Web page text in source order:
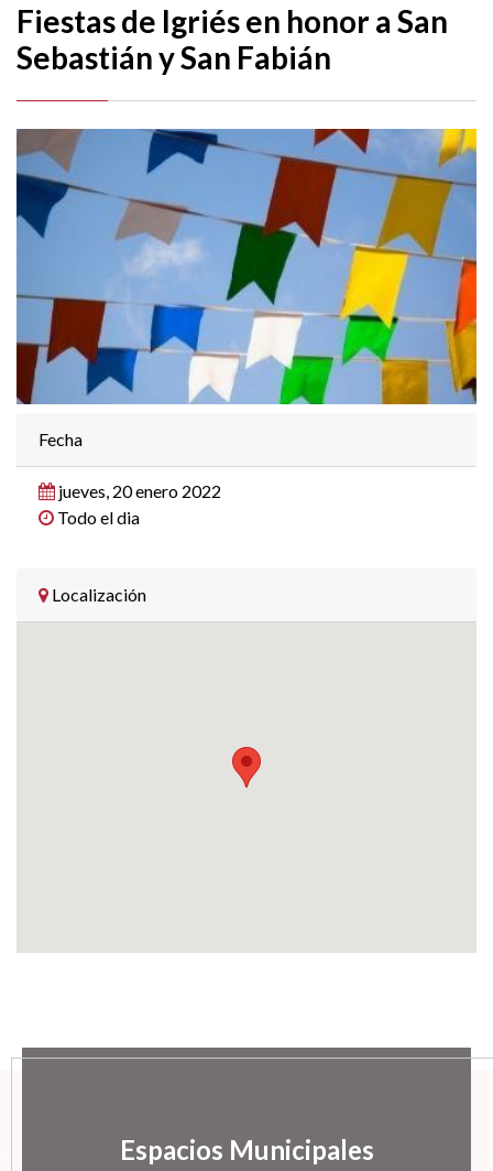
Fiestas de Igriés en honor a San
Sebastián y San Fabián
Fecha
jueves, 20 enero 2022
Todo el dia
Localización
Espacios Municipales